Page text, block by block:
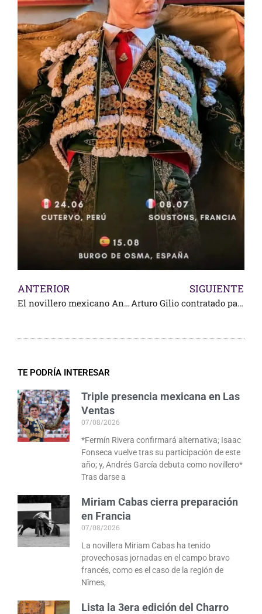
ANTERIOR
El novillero mexicano Andrés García suma otra fecha en España
SIGUIENTE
Arturo Gilio contratado para otra corrida
TE PODRÍA INTERESAR
Triple presencia mexicana en Las
Ventas
07/08/2026
*Fermín Rivera confirmará alternativa; Isaac
Fonseca vuelve tras su participación de este
año; y, Andrés García debuta como novillero*
Tras darse a
Miriam Cabas cierra preparación
en Francia
07/08/2026
La novillera Miriam Cabas ha tenido
provechosas jornadas en el campo bravo
francés, como es el caso de la región de
Nîmes,
Lista la 3era edición del Charro